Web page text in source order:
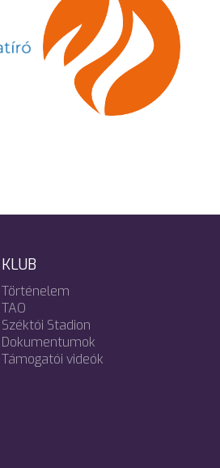
KLUB
Történelem
TAO
Széktói Stadion
Dokumentumok
Támogatói videók